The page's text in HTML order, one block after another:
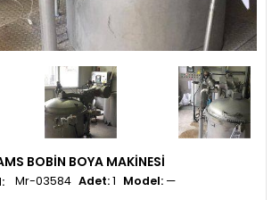
BOBIN BOYA MAKINESI
Adet:1 Model: —
Mr-03584